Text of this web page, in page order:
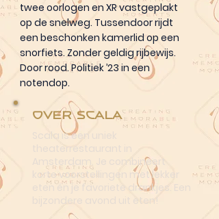
twee oorlogen en XR vastgeplakt
op de snelweg. Tussendoor rijdt
een beschonken kamerlid op een
snorfiets. Zonder geldig rijbewijs.
Door rood. Politiek ’23 in een
notendop.
Over Scala
Scala is een uniek
Amsterdam. Je combineert
korte voorstellingen met lekker
eten én je favoriete drankjes. Een
bijzondere avond uit eten!